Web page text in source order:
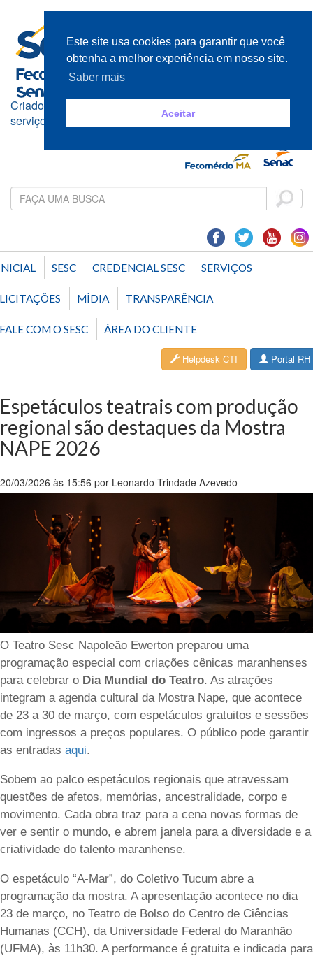
Criado e mantido pelos empresários do comércio de bens,
serviços e turismo
SESC CREDENCIAL SESC SERVIÇOS
LICITAÇÕES MÍDIA TRANSPARÊNCIA
FALE COM O SESC ÁREA DO CLIENTE
Portal RH
Helpdesk CTI
Espetáculos teatrais com produção
regional são destaques da Mostra
NAPE 2026
20/03/2026 às 15:56 por Leonardo Trindade Azevedo
O Teatro Sesc Napoleão Ewerton preparou uma
programação especial com criações cênicas maranhenses
para celebrar o Dia Mundial do Teatro. As atrações
integram a agenda cultural da Mostra Nape, que acontece
de 23 a 30 de março, com espetáculos gratuitos e sessões
com ingressos a preços populares. O público pode garantir
as entradas aqui.
Sobem ao palco espetáculos regionais que atravessam
questões de afetos, memórias, ancestralidade, corpo e
movimento. Cada obra traz para a cena novas formas de
ver e sentir o mundo, e abrem janela para a diversidade e a
criatividade do talento maranhense.
O espetáculo “A-Mar”, do Coletivo Tucum abre a
programação da mostra. A apresentação acontece no dia
23 de março, no Teatro de Bolso do Centro de Ciências
Humanas (CCH), da Universidade Federal do Maranhão
(UFMA), às 11h30. A performance é gratuita e indicada para
Este site usa cookies para garantir que você
obtenha a melhor experiência em nosso site.
Saber mais
Aceitar